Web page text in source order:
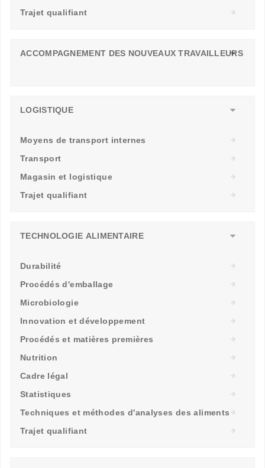
Trajet qualifiant
ACCOMPAGNEMENT DES NOUVEAUX TRAVAILLEURS
LOGISTIQUE
Moyens de transport internes
Transport
Magasin et logistique
Trajet qualifiant
TECHNOLOGIE ALIMENTAIRE
Durabilité
Procédés d'emballage
Microbiologie
Innovation et développement
Procédés et matières premières
Nutrition
Cadre légal
Statistiques
Techniques et méthodes d'analyses des aliments
Trajet qualifiant